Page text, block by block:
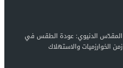
المقدّس الدنيوي: عودة الطقس في
زمن الخوارزميات والاستهلاك